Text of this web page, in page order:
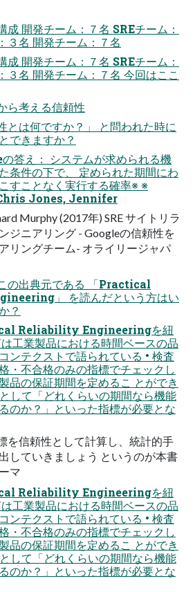
開発チーム：７名 SREチーム：
３名 開発チーム：７名
開発チーム：７名 SREチーム：
３名 開発チーム：７名 今回はここ
考える信頼性
は何ですか？」 と問われた時に
できますか？
答え： システムが求められる機
条件の下で、 定められた期間にわ
すことなく実行する確率※ ※
Jones, Jennifer
Murphy (2017年) SRE サイトリラ
ジニアリング - Googleの信頼性を
リングチーム- オライリージャパ
の出典元である 「Practical
」 を読んだという方はい
？
Reliability Engineeringを紐
工業製品における時間ベースの品
ンテクストで語られている • 検査
・不合格のみの指標でチェックし
品の保証期間を定めるこ とができ
して「どれくらいの期間なら機能
のか？」といった指標が必要とな
を信頼性として計算し、統計的手
していきましょう というのが本書
マ
Reliability Engineeringを紐
工業製品における時間ベースの品
ンテクストで語られている • 検査
・不合格のみの指標でチェックし
品の保証期間を定めるこ とができ
して「どれくらいの期間なら機能
のか？」といった指標が必要とな